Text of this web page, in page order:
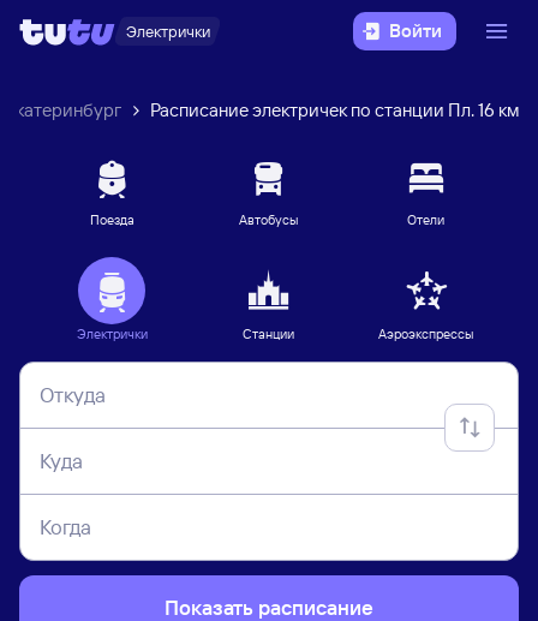
Электрички Войти
Екатеринбург Расписание электричек по станции Пл. 16 км
Поезда Автобусы Отели
Электрички Станции Аэроэкспрессы
Откуда
Куда
Когда
Показать расписание